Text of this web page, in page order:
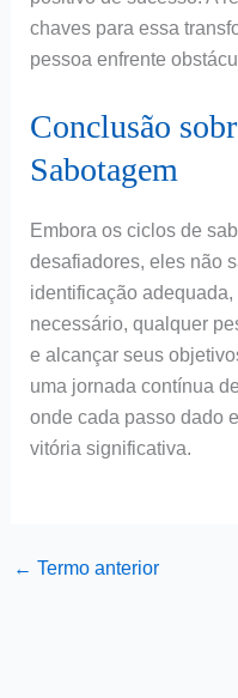
chaves para essa
pessoa enfrente
Conclusão
Sabotagem
Embora os ciclos de
desafiadores, eles não
identificação
necessário, qualquer
e alcançar seus
uma jornada contínua
onde cada passo dado
vitória significativa.
← Termo anterior